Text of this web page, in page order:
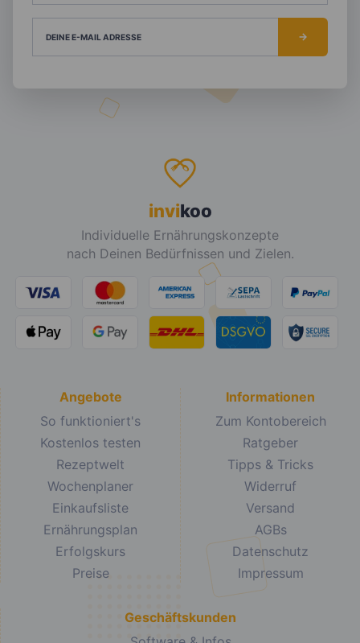
DEINE E-MAIL ADRESSE
invikoo
Individuelle Ernährungskonzepte
nach Deinen Bedürfnissen und Zielen.
Angebote
So funktioniert's
Kostenlos testen
Rezeptwelt
Wochenplaner
Einkaufsliste
Ernährungsplan
Erfolgskurs
Preise
Informationen
Zum Kontobereich
Ratgeber
Tipps & Tricks
Widerruf
Versand
AGBs
Datenschutz
Impressum
Geschäftskunden